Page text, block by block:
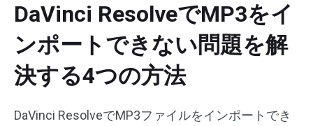
DaVinci ResolveでMP3をイ
ンポートできない問題を解
決する4つの方法
DaVinci ResolveでMP3ファイルをインポートでき